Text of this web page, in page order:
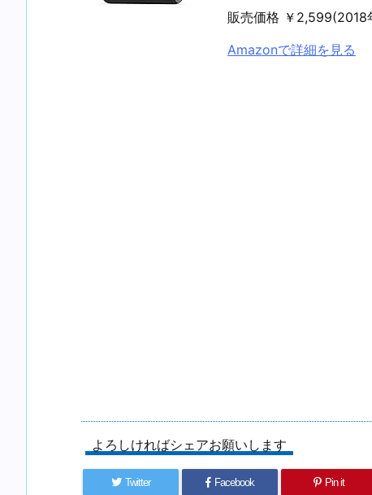
販売価格 ￥2,599(2018
Amazonで詳細を見る
よろしければシェアお願いします
Twitter Facebook Pin it